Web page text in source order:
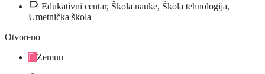
Edukativni centar, Škola nauke, Škola tehnologija,
Umetnička škola
Otvoreno
Zemun